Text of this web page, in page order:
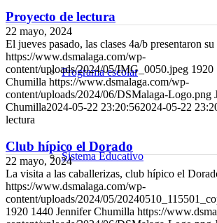
Programa escolar
Sistema Educativo
Proyecto de lectura
22 mayo, 2024
El jueves pasado, las clases 4a/b presentaron
https://www.dsmalaga.com/wp-
content/uploads/2024/05/IMG_0050.jpeg 1920
Chumilla https://www.dsmalaga.com/wp-
content/uploads/2024/06/DSMalaga-Logo.png
Chumilla2024-05-22 23:20:562024-05-22
lectura
Club hípico el Dorado
22 mayo, 2024
La visita a las caballerizas, club hípico el
https://www.dsmalaga.com/wp-
content/uploads/2024/05/
1920 1440 Jennifer Chumilla https://